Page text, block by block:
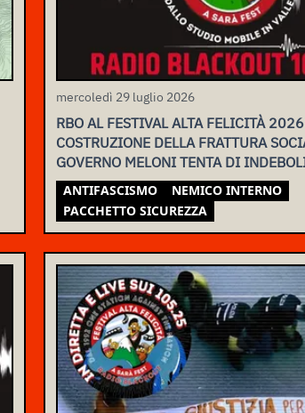
mercoledì 29 luglio 2026
RBO AL FESTIVAL ALTA FELICITÀ
COSTRUZIONE DELLA FRATTURA
GOVERNO MELONI TENTA DI
MOVIMENTO
ANTIFASCISMO
NEMICO INTERNO
PACCHETTO SICUREZZA